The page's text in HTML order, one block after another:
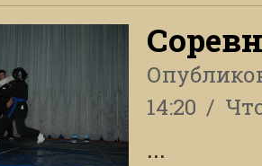
14:20
...